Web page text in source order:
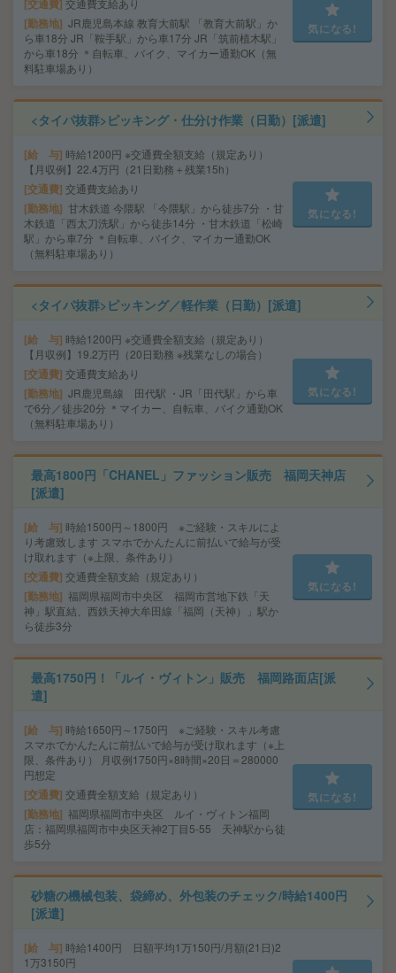
交通費 交通費支給あり
勤務地 JR鹿児島本線 教育大前駅 「教育大前駅」か
ら車18分 JR「鞍手駅」から車17分 JR「筑前植木駅」
から車18分 ＊自転車、バイク、マイカー通勤OK（無
料駐車場あり）
気になる!
<タイパ抜群>ピッキング・仕分け作業（日勤）[派遣]
給 与 時給1200円 ※交通費全額支給（規定あり）
【月収例】22.4万円（21日勤務＋残業15h）
交通費 交通費支給あり
勤務地 甘木鉄道 今隈駅 「今隈駅」から徒歩7分 ・甘
木鉄道「西太刀洗駅」から徒歩14分 ・甘木鉄道「松崎
駅」から車7分 ＊自転車、バイク、マイカー通勤OK
（無料駐車場あり）
気になる!
<タイパ抜群>ピッキング／軽作業（日勤）[派遣]
給 与 時給1200円 ※交通費全額支給（規定あり）
【月収例】19.2万円（20日勤務 ※残業なしの場合）
交通費 交通費支給あり
勤務地 JR鹿児島線 田代駅 ・JR「田代駅」から車
で6分／徒歩20分 ＊マイカー、自転車、バイク通勤OK
（無料駐車場あり）
気になる!
最高1800円「CHANEL」ファッション販売 福岡天神店
[派遣]
給 与 時給1500円～1800円 ※ご経験・スキルによ
り考慮致します スマホでかんたんに前払いで給与が受
け取れます（※上限、条件あり）
交通費 交通費全額支給（規定あり）
勤務地 福岡県福岡市中央区 福岡市営地下鉄「天
神」駅直結、西鉄天神大牟田線「福岡（天神）」駅か
ら徒歩3分
気になる!
最高1750円！「ルイ・ヴィトン」販売 福岡路面店[派
遣]
給 与 時給1650円～1750円 ※ご経験・スキル考慮
スマホでかんたんに前払いで給与が受け取れます（※上
限、条件あり） 月収例1750円×8時間×20日＝280000
円想定
交通費 交通費全額支給（規定あり）
勤務地 福岡県福岡市中央区 ルイ・ヴィトン福岡
店：福岡県福岡市中央区天神2丁目5-55 天神駅から徒
歩5分
気になる!
砂糖の機械包装、袋締め、外包装のチェック/時給1400円
[派遣]
給 与 時給1400円 日額平均1万150円/月額(21日)2
1万3150円